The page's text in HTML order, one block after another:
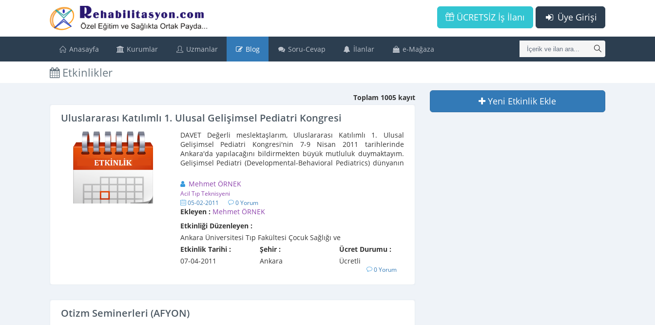
Üye Girişi
ÜCRETSİZ İş İlanı
Anasayfa Kurumlar Uzmanlar Blog Soru-Cevap İlanlar e-Mağaza
Etkinlikler
Toplam 1005 kayıt
Uluslararası Katılımlı 1. Ulusal Gelişimsel Pediatri Kongresi
DAVET Değerli meslektaşlarım, Uluslararası Katılımlı 1. Ulusal
Gelişimsel Pediatri Kongresi'nin 7-9 Nisan 2011 tarihlerinde
Ankara'da yapılacağını bildirmekten büyük mutluluk duymaktayım.
Gelişimsel Pediatri (Developmental-Behavioral Pediatrics) dünyanın
Mehmet ÖRNEK
Acil Tıp Teknisyeni
05-02-2011 0 Yorum
Ekleyen : Mehmet ÖRNEK
Etkinliği Düzenleyen :
Ankara Üniversitesi Tıp Fakültesi Çocuk Sağlığı ve
Etkinlik Tarihi :
07-04-2011
Şehir :
Ankara
Ücret Durumu :
Ücretli
0 Yorum
Otizm Seminerleri (AFYON)
Yeni Etkinlik Ekle